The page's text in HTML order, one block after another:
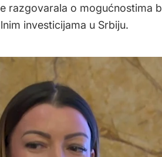
razgovarala o mogućnostima
investicijama u Srbiju.